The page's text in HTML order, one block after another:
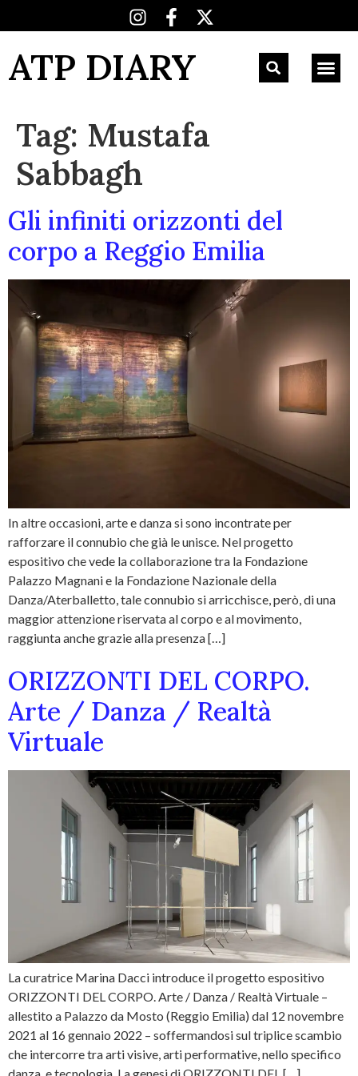
ATP DIARY
Tag: Mustafa
Sabbagh
Gli infiniti orizzonti del
corpo a Reggio Emilia
In altre occasioni, arte e danza si sono incontrate per
rafforzare il connubio che già le unisce. Nel progetto
espositivo che vede la collaborazione tra la Fondazione
Palazzo Magnani e la Fondazione Nazionale della
Danza/Aterballetto, tale connubio si arricchisce, però, di una
maggior attenzione riservata al corpo e al movimento,
raggiunta anche grazie alla presenza […]
ORIZZONTI DEL CORPO.
Arte / Danza / Realtà
Virtuale
La curatrice Marina Dacci introduce il progetto espositivo
ORIZZONTI DEL CORPO. Arte / Danza / Realtà Virtuale –
allestito a Palazzo da Mosto (Reggio Emilia) dal 12 novembre
2021 al 16 gennaio 2022 – soffermandosi sul triplice scambio
che intercorre tra arti visive, arti performative, nello specifico
danza, e tecnologia. La genesi di ORIZZONTI DEL […]